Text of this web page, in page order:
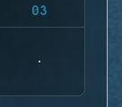
03